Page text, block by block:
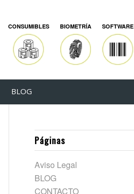
CONSUMIBLES BIOMETRÍA SOFTWARE
BLOG
Páginas
Aviso Legal
BLOG
CONTACTO